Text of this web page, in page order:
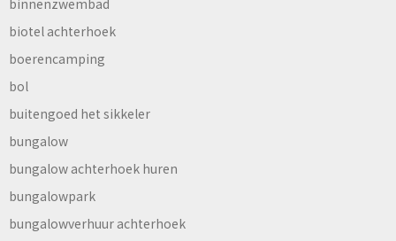
binnenzwembad
biotel achterhoek
boerencamping
bol
buitengoed het sikkeler
bungalow
bungalow achterhoek huren
bungalowpark
bungalowverhuur achterhoek